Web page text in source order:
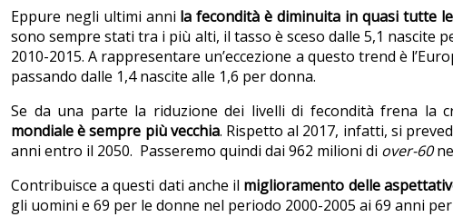
Eppure negli ultimi anni la fecondità è diminuita in quasi tutte
sono sempre stati tra i più alti, il tasso è sceso dalle 5,1 nascite
2010-2015. A rappresentare un’eccezione a questo trend è
passando dalle 1,4 nascite alle 1,6 per donna.
Se da una parte la riduzione dei livelli di fecondità frena la
mondiale è sempre più vecchia. Rispetto al 2017, infatti, si
anni entro il 2050. Passeremo quindi dai 962 milioni di over-60
Contribuisce a questi dati anche il miglioramento delle
gli uomini e 69 per le donne nel periodo 2000-2005 ai 69 anni